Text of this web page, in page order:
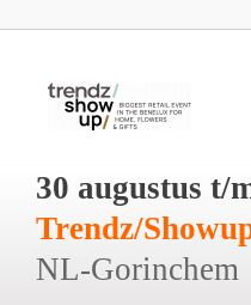
30 augustus t/
Trendz/
NL-Gorinchem